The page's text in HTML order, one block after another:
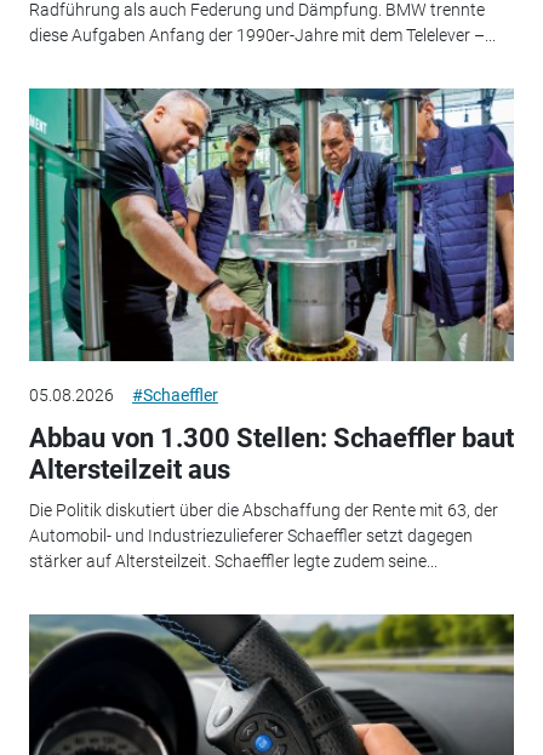
Radführung als auch Federung und Dämpfung. BMW trennte
diese Aufgaben Anfang der 1990er-Jahre mit dem Telelever –...
05.08.2026 #Schaeffler
Abbau von 1.300 Stellen: Schaeffler baut
Altersteilzeit aus
Die Politik diskutiert über die Abschaffung der Rente mit 63, der
Automobil- und Industriezulieferer Schaeffler setzt dagegen
stärker auf Altersteilzeit. Schaeffler legte zudem seine...